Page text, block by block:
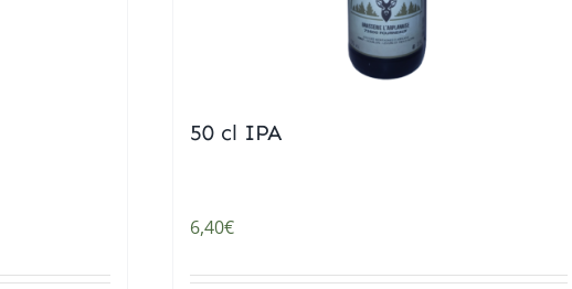
50 cl IPA
6,40€